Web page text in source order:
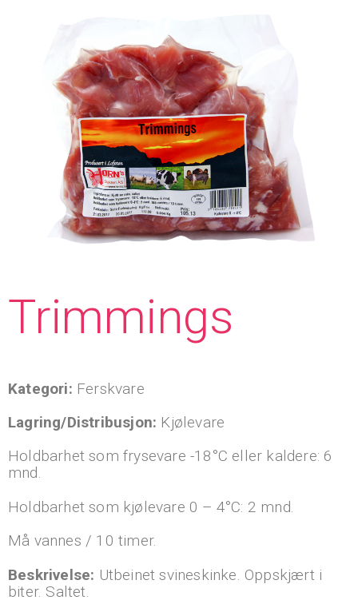
Trimmings
Kategori: Ferskvare
Lagring/Distribusjon: Kjølevare
Holdbarhet som frysevare -18°C eller kaldere: 6
mnd.
Holdbarhet som kjølevare 0 – 4°C: 2 mnd.
Må vannes / 10 timer.
Beskrivelse: Utbeinet svineskinke. Oppskjært i
biter. Saltet.